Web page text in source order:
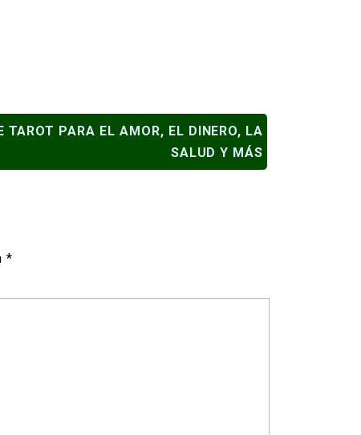
TAROT PARA EL AMOR, EL DINERO, LA
SALUD Y MÁS
*